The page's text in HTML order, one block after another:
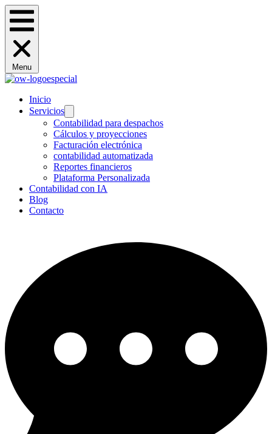
Menu
Inicio
Servicios
Contabilidad para despachos
Cálculos y proyecciones
Facturación electrónica
contabilidad automatizada
Reportes financieros
Plataforma Personalizada
Contabilidad con IA
Blog
Contacto